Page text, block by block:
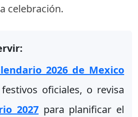
celebración.
2026 de Mexico
oficiales, o revisa
2027 para planificar el